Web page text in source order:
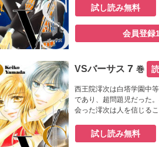
る。NYで蜜子の過去の恋
出会った澪次は自分が蜜
に気づく。秋、白塔では
曲が発表された。そんな
灼熱のヒューマン・シンフ
試し読み無料
会員登録
VSバーサス7巻
西王院澪次は白塔学園中
であり、超問題児だった
会った澪次は人を信じる
次は、彼に強く惹かれる
れられない”恋人”であり
試し読み無料